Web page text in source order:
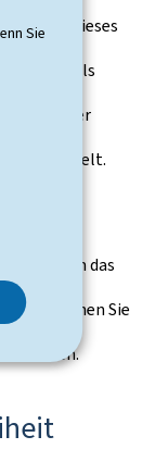
Sie
Dieses
der
entwickelt.
Um das
können Sie
einsehen.